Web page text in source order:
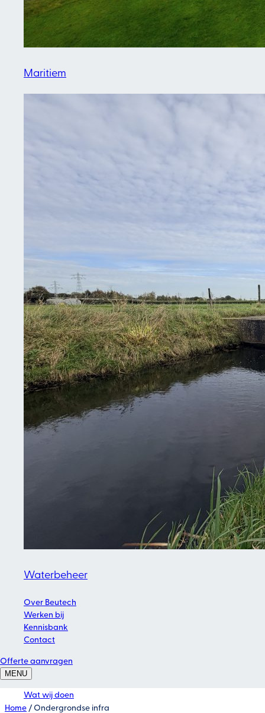
Maritiem
Waterbeheer
Over Beutech
Werken bij
Kennisbank
Contact
Offerte aanvragen
Menu openen
MENU
Wat wij doen